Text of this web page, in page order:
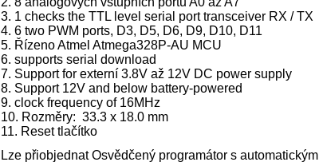
3. 1 checks the TTL level serial port transceiver RX / TX
4. 6 two PWM ports, D3, D5, D6, D9, D10, D11
5. Řízeno Atmel Atmega328P-AU MCU
6. supports serial download
7. Support for externí 3.8V až 12V DC power supply
8. Support 12V and below battery-powered
9. clock frequency of 16MHz
10. Rozměry: 33.3 x 18.0 mm
11. Reset tlačítko
Lze přiobjednat Osvědčený programátor s automatickým